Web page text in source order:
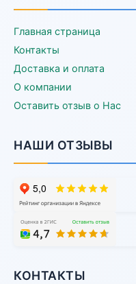
Главная страница
Контакты
Доставка и оплата
О компании
Оставить отзыв о Нас
НАШИ ОТЗЫВЫ
КОНТАКТЫ